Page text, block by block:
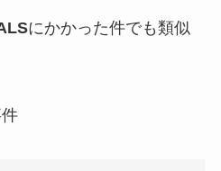
にかかった件でも類似